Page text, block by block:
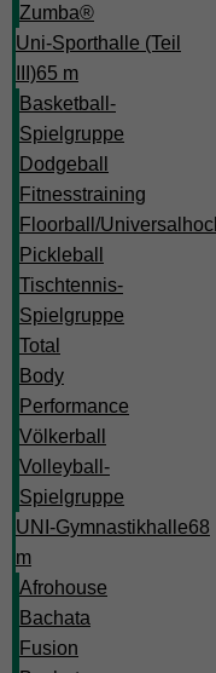
Zumba®
Uni-Sporthalle (Teil
III)65 m
Basketball-
Spielgruppe
Dodgeball
Fitnesstraining
Floorball/
Pickleball
Tischtennis-
Spielgruppe
Total
Body
Performance
Völkerball
Volleyball-
Spielgruppe
UNI-Gymnastikhalle68
m
Afrohouse
Bachata
Fusion